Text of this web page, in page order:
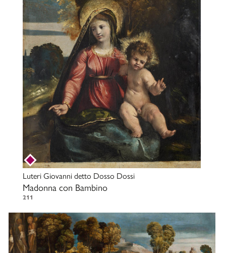
Luteri Giovanni detto Dosso Dossi
Madonna con Bambino
211